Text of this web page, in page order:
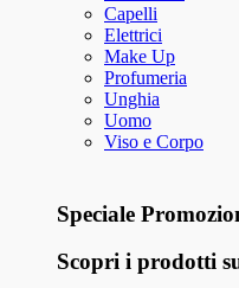
Capelli
Elettrici
Make Up
Profumeria
Unghia
Uomo
Viso e Corpo
Speciale
Scopri i prodotti